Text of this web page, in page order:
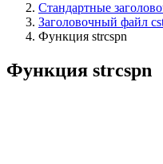
Стандартные
Заголовочный файл
Функция strcspn
Функция strcspn